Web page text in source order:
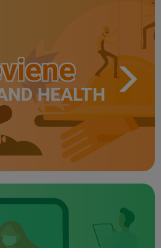
HEALTH